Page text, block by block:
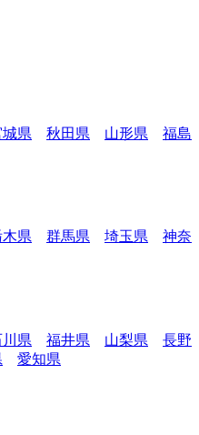
県 秋田県 山形県
福島
木県 群馬県 埼玉県
神奈
県 福井県 山梨県
長野
愛知県